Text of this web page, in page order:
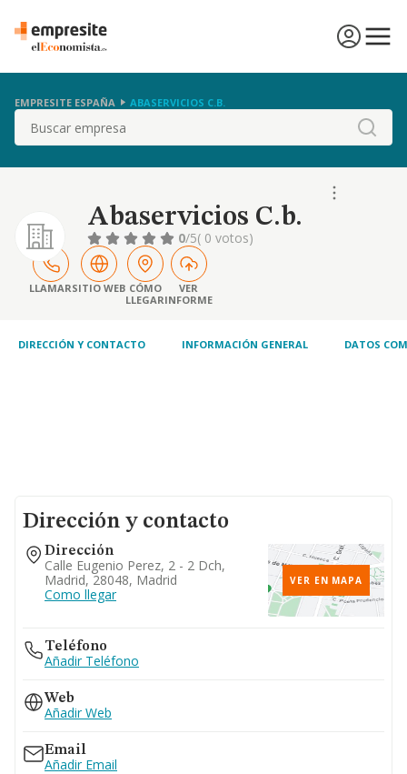
EMPRESITE ESPAÑA ABASERVICIOS C.B.
Buscar
Abaservicios C.b.
0/5( 0 votos)
LLAMARSITIO WEB CÓMO
LLEGAR
VER
INFORME
DIRECCIÓN Y CONTACTO INFORMACIÓN GENERAL DATOS
Dirección y contacto
Dirección
Calle Eugenio Perez, 2 - 2 Dch,
Madrid, 28048, Madrid
Como llegar
VER EN MAPA
Teléfono
Añadir Teléfono
Web
Añadir Web
Email
Añadir Email